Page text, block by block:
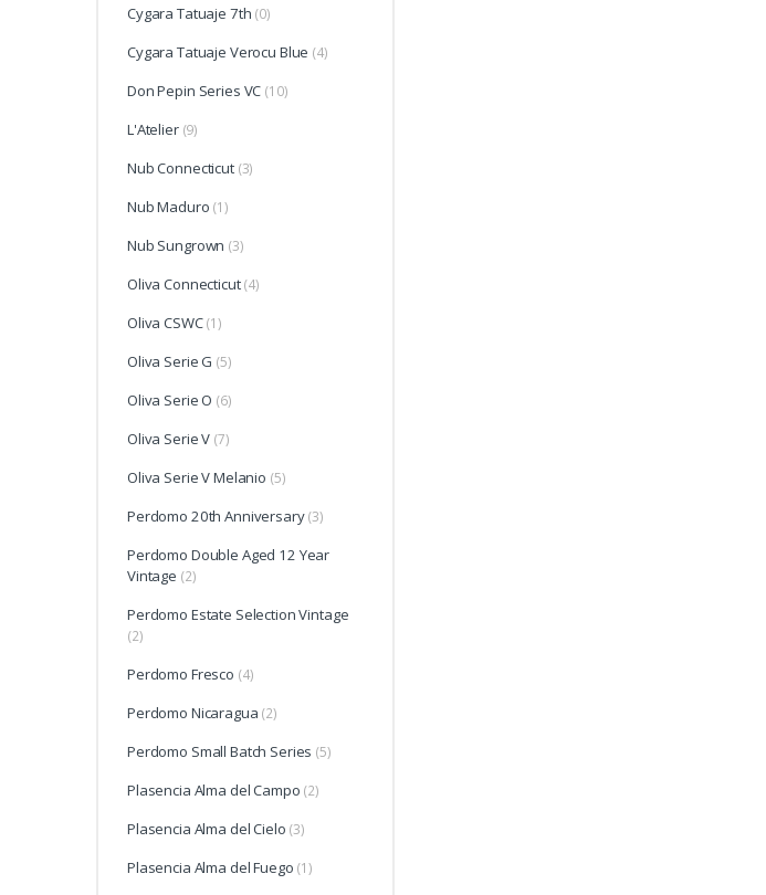
Cygara Tatuaje 7th (0)
Cygara Tatuaje Verocu Blue (4)
Don Pepin Series VC (10)
L'Atelier (9)
Nub Connecticut (3)
Nub Maduro (1)
Nub Sungrown (3)
Oliva Connecticut (4)
Oliva CSWC (1)
Oliva Serie G (5)
Oliva Serie O (6)
Oliva Serie V (7)
Oliva Serie V Melanio (5)
Perdomo 20th Anniversary (3)
Perdomo Double Aged 12 Year
Vintage (2)
Perdomo Estate Selection Vintage
(2)
Perdomo Fresco (4)
Perdomo Nicaragua (2)
Perdomo Small Batch Series (5)
Plasencia Alma del Campo (2)
Plasencia Alma del Cielo (3)
Plasencia Alma del Fuego (1)